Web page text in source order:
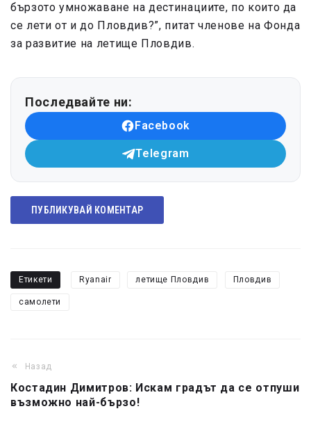
бързото умножаване на дестинациите, по които да
се лети от и до Пловдив?”, питат членове на Фонда
за развитие на летище Пловдив.
Последвайте ни:
Facebook
Telegram
ПУБЛИКУВАЙ КОМЕНТАР
Етикети Ryanair летище Пловдив Пловдив
самолети
Назад
Костадин Димитров: Искам градът да се отпуши
възможно най-бързо!